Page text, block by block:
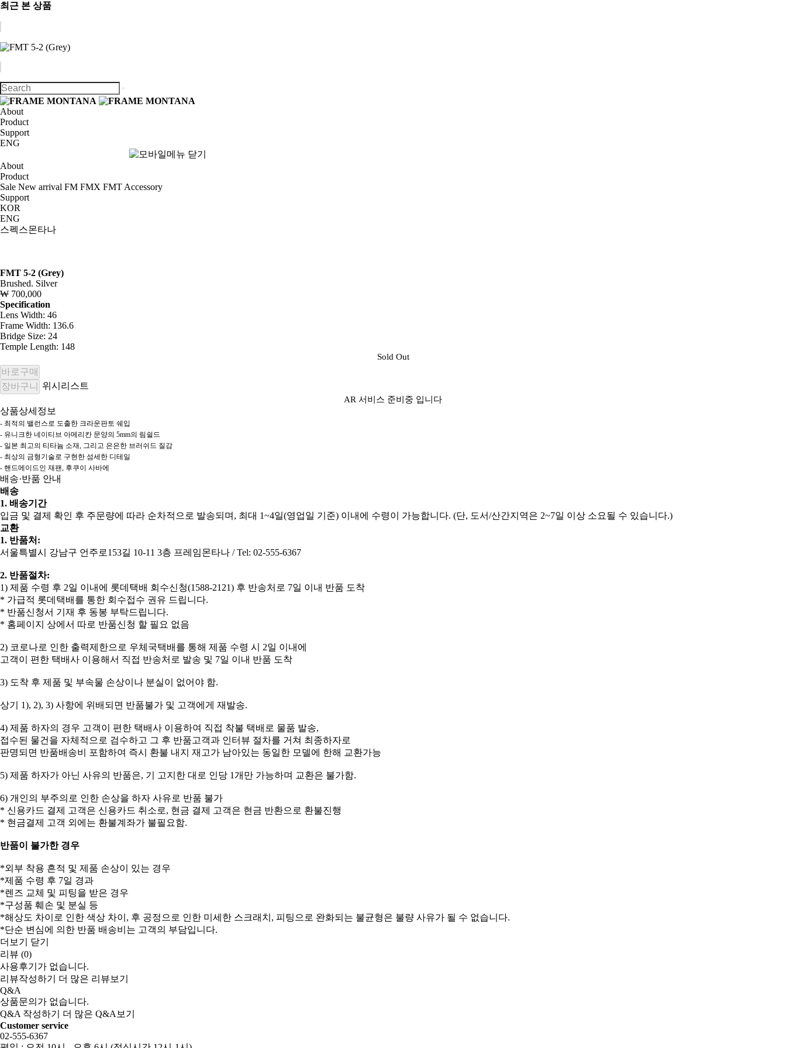
최근 본 상품
About
Product
Support
ENG
About
Product
Sale New arrival FM FMX FMT Accessory
Support
KOR
ENG
스펙스몬타나
FMT 5-2 (Grey)
Brushed. Silver
₩ 700,000
Specification
Lens Width: 46
Frame Width: 136.6
Bridge Size: 24
Temple Length: 148
Sold Out
바로구매
장바구니
위시리스트
AR 서비스 준비중 입니다
상품상세정보
- 최적의 밸런스로 도출한 크라운판토 쉐입
- 유니크한 네이티브 아메리칸 문양의 5mm의 림쉴드
- 일본 최고의 티타늄 소재, 그리고 은은한 브러쉬드 질감
- 최상의 금형기술로 구현한 섬세한 디테일
- 핸드메이드인 재팬, 후쿠이 사바에
배송·반품 안내
배송
1. 배송기간
입금 및 결제 확인 후 주문량에 따라 순차적으로 발송되며, 최대 1~4일(영업일 기준) 이내에 수령이 가능합니다. (단, 도서/산간지역은 2~7일 이상 소요될 수 있습니다.)
교환
1. 반품처:
서울특별시 강남구 언주로153길 10-11 3층 프레임몬타나 / Tel: 02-555-6367
2. 반품절차:
​1) 제품 수령 후 2일 이내에 롯데택배 회수신청(1588-2121) 후 반송처로 7일 이내 반품 도착
* 가급적 롯데택배를 통한 회수접수 권유 드립니다.
* 반품신청서 기재 후 동봉 부탁드립니다.
* 홈페이지 상에서 따로 반품신청 할 필요 없음
2) 코로나로 인한 출력제한으로 우체국택배를 통해 제품 수령 시 2일 이내에
고객이 편한 택배사 이용해서 직접 반송처로 발송 및 7일 이내 반품 도착
3) 도착 후 제품 및 부속물 손상이나 분실이 없어야 함.
상기 1), 2), 3) 사항에 위배되면 반품불가 및 고객에게 재발송.
4) 제품 하자의 경우 고객이 편한 택배사 이용하여 직접 착불 택배로 물품 발송,
접수된 물건을 자체적으로 검수하고 그 후 반품고객과 인터뷰 절차를 거쳐 최종하자로
판명되면 반품배송비 포함하여 즉시 환불 내지 재고가 남아있는 동일한 모델에 한해 교환가능
5) 제품 하자가 아닌 사유의 반품은, 기 고지한 대로 인당 1개만 가능하며 교환은 불가함.
6) 개인의 부주의로 인한 손상을 하자 사유로 반품 불가
* 신용카드 결제 고객은 신용카드 취소로, 현금 결제 고객은 현금 반환으로 환불진행
* 현금결제 고객 외에는 환불계좌가 불필요함.
반품이 불가한 경우
*외부 착용 흔적 및 제품 손상이 있는 경우
*제품 수령 후 7일 경과
*렌즈 교체 및 피팅을 받은 경우
*구성품 훼손 및 분실 등
*해상도 차이로 인한 색상 차이, 후 공정으로 인한 미세한 스크래치, 피팅으로 완화되는 불균형은 불량 사유가 될 수 없습니다.
*단순 변심에 의한 반품 배송비는 고객의 부담입니다.
더보기
닫기
리뷰 (0)
사용후기가 없습니다.
리뷰작성하기
더 많은 리뷰보기
Q&A
상품문의가 없습니다.
Q&A 작성하기
더 많은 Q&A보기
Customer service
02-555-6367